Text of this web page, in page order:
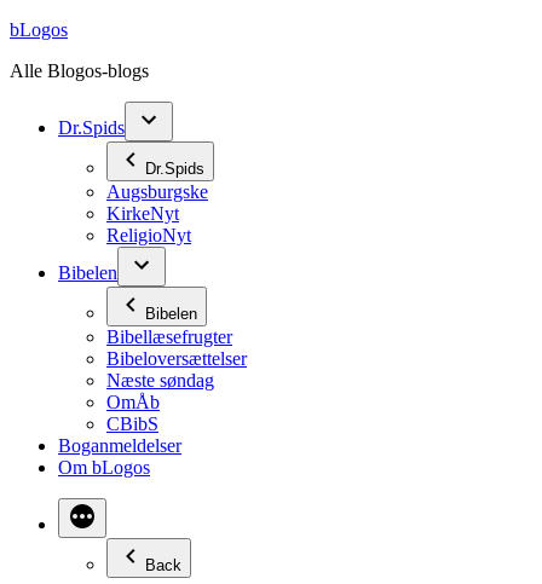
Videre
indhold
bLogos
Alle Blogos-blogs
Dr.Spids
Dr.Spids
Augsburgske
KirkeNyt
ReligioNyt
Bibelen
Bibelen
Bibellæsefrugter
Bibeloversættelser
Næste søndag
OmÅb
CBibS
Boganmeldelser
Om bLogos
Back